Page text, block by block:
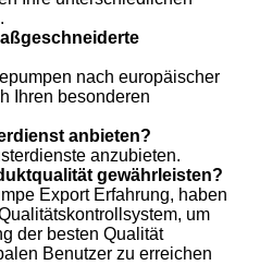
nach europäischer
Ihren besonderen
anbieten?
anzubieten.
gewährleisten?
Export Erfahrung, haben
um
der besten Qualität
Benutzer zu erreichen